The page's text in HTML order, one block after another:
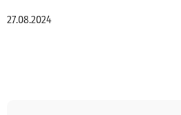
27.08.2024